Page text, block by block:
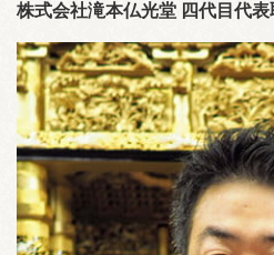
株式会社滝本仏光堂 四代目代